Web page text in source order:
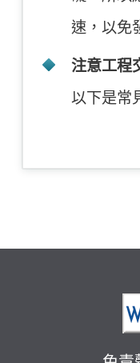
速，以免
注意工程
以下是常